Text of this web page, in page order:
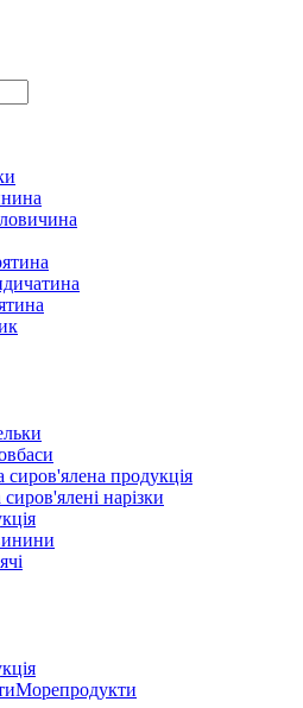
сиров'ялена продукція
нарізки
Морепродукти